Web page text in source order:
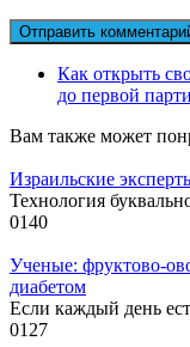
Как открыть
до первой
Вам также может
Израильские
Технология
0140
Ученые: фруктово-
диабетом
Если каждый день
0127